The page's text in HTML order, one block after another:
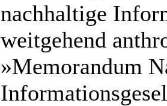
nachhaltige
weitgehend
»Memorandum